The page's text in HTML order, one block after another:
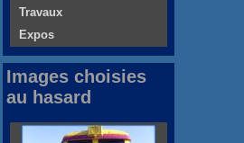
Travaux
Expos
Images choisies
au hasard